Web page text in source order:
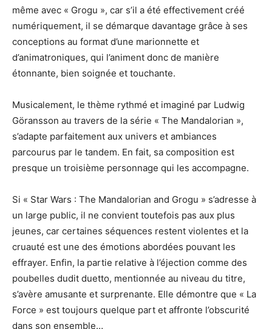
même avec « Grogu », car s’il a été effectivement créé
numériquement, il se démarque davantage grâce à ses
conceptions au format d’une marionnette et
d’animatroniques, qui l’animent donc de manière
étonnante, bien soignée et touchante.
Musicalement, le thème rythmé et imaginé par Ludwig
Göransson au travers de la série « The Mandalorian »,
s’adapte parfaitement aux univers et ambiances
parcourus par le tandem. En fait, sa composition est
presque un troisième personnage qui les accompagne.
Si « Star Wars : The Mandalorian and Grogu » s’adresse à
un large public, il ne convient toutefois pas aux plus
jeunes, car certaines séquences restent violentes et la
cruauté est une des émotions abordées pouvant les
effrayer. Enfin, la partie relative à l’éjection comme des
poubelles dudit duetto, mentionnée au niveau du titre,
s’avère amusante et surprenante. Elle démontre que « La
Force » est toujours quelque part et affronte l’obscurité
dans son ensemble…